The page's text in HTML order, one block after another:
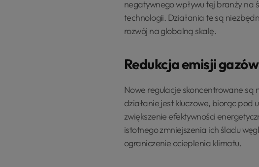
negatywnego wpływu tej branży na
technologii. Działania te są
rozwój na globalną skalę.
Redukcja emisji
Nowe regulacje skoncentrowane są
działanie jest kluczowe, biorąc pod
zwiększenie efektywności
istotnego zmniejszenia ich śladu
ograniczenie ocieplenia klimatu.